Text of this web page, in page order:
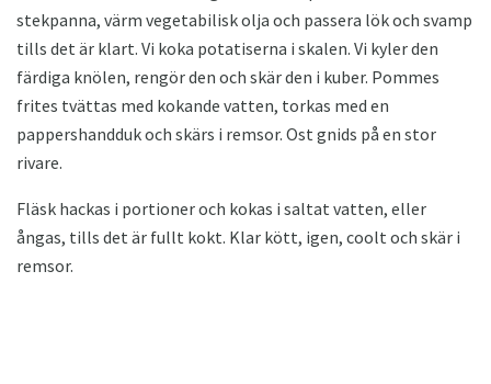
stekpanna, värm vegetabilisk olja och passera lök och svamp
tills det är klart. Vi koka potatiserna i skalen. Vi kyler den
färdiga knölen, rengör den och skär den i kuber. Pommes
frites tvättas med kokande vatten, torkas med en
pappershandduk och skärs i remsor. Ost gnids på en stor
rivare.
Fläsk hackas i portioner och kokas i saltat vatten, eller
ångas, tills det är fullt kokt. Klar kött, igen, coolt och skär i
remsor.